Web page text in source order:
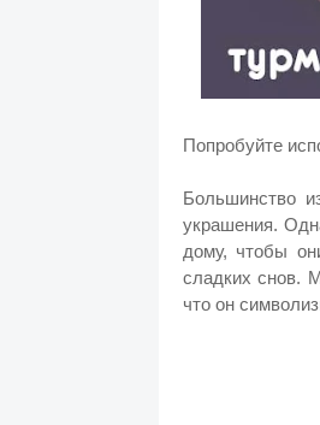
Попробуйте
Большинство
украшения.
дому, чтобы
сладких снов.
что он